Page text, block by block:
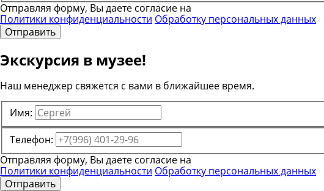
Отправляя форму, Вы даете согласие на
Политики конфиденциальности Обработку персональных данных
Отправить
Экскурсия в музее!
Наш менеджер свяжется с вами в ближайшее время.
Имя:
Телефон:
Отправляя форму, Вы даете согласие на
Политики конфиденциальности Обработку персональных данных
Отправить